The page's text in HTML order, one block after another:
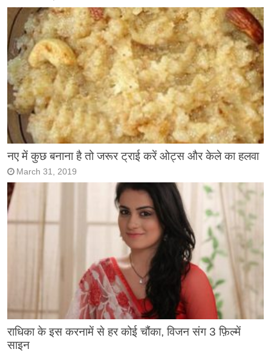
नए में कुछ बनाना है तो जरूर ट्राई करें ओट्स और केले का हलवा
March 31, 2019
राधिका के इस करनामें से हर कोई चौंका, विजन संग 3 फ़िल्में
साइन